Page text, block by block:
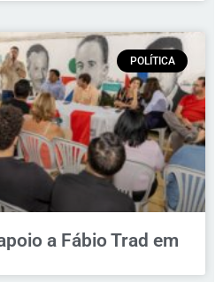
POLÍTICA
a Fábio Trad em